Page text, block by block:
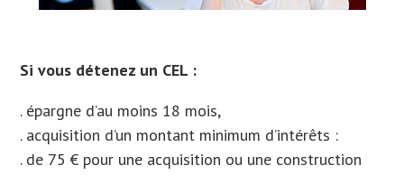
Si vous détenez un CEL :
. épargne d’au moins 18 mois,
. acquisition d’un montant minimum d’intérêts :
. de 75 € pour une acquisition ou une construction